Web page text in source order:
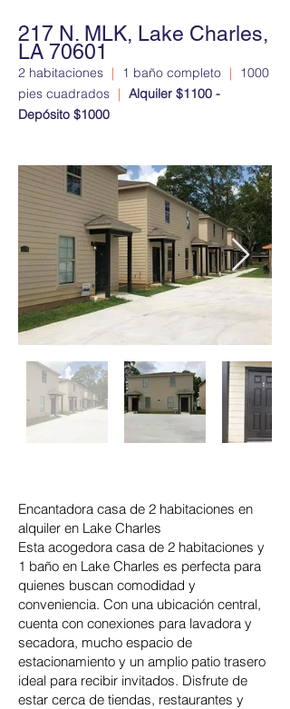
217 N. MLK, Lake Charles,
LA 70601
2 habitaciones | 1 baño completo |
1000
pies cuadrados | Alquiler $1100 -
Depósito $1000
Encantadora casa de 2 habitaciones en
alquiler en Lake Charles
Esta acogedora casa de 2 habitaciones y
1 baño en Lake Charles es perfecta para
quienes buscan comodidad y
conveniencia. Con una ubicación central,
cuenta con conexiones para lavadora y
secadora, mucho espacio de
estacionamiento y un amplio patio trasero
ideal para recibir invitados. Disfrute de
estar cerca de tiendas, restaurantes y